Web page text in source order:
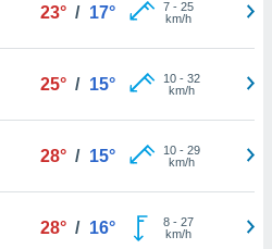
23° / 17° 7- 25
km/h
25° / 15° 10- 32
km/h
28° / 15° 10- 29
km/h
28° / 16° 8- 27
km/h